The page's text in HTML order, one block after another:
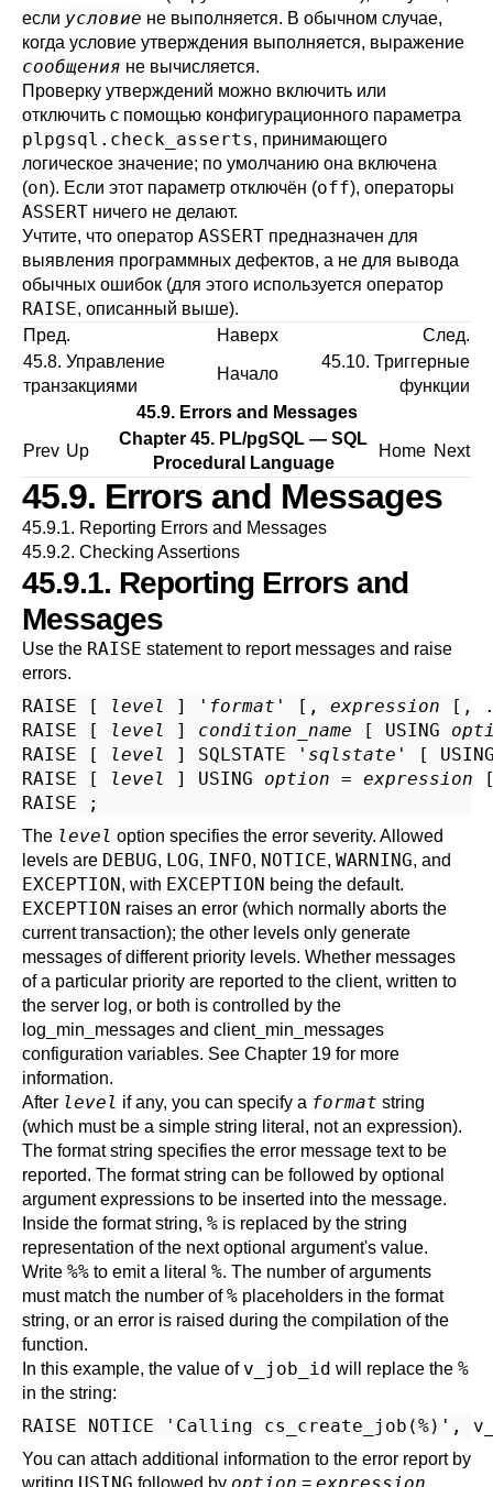
если условие не выполняется. В обычном случае,
когда условие утверждения выполняется, выражение
сообщения не вычисляется.
Проверку утверждений можно включить или
отключить с помощью конфигурационного параметра
plpgsql.check_asserts, принимающего
логическое значение; по умолчанию она включена
(on). Если этот параметр отключён (off), операторы
ASSERT ничего не делают.
Учтите, что оператор ASSERT предназначен для
выявления программных дефектов, а не для вывода
обычных ошибок (для этого используется оператор
RAISE, описанный выше).
Пред.
Наверх
След.
45.8. Управление
транзакциями
Начало
45.10. Триггерные
функции
45.9. Errors and Messages
Prev Up
Chapter 45. PL/pgSQL — SQL
Procedural Language
Home Next
45.9. Errors and Messages
45.9.1. Reporting Errors and Messages
45.9.2. Checking Assertions
45.9.1. Reporting Errors and
Messages
Use the RAISE statement to report messages and raise
errors.
RAISE [ level ] ' format ' [ , expression [ ,
RAISE [
level ] condition_name [ USING
RAISE [
level ] SQLSTATE ' sqlstate ' [
RAISE [
level ] USING option = expression
The level option specifies the error severity. Allowed
levels are DEBUG, LOG, INFO, NOTICE, WARNING, and
EXCEPTION, with EXCEPTION being the default.
EXCEPTION raises an error (which normally aborts the
current transaction); the other levels only generate
messages of different priority levels. Whether messages
of a particular priority are reported to the client, written to
the server log, or both is controlled by the
log_min_messages and client_min_messages
configuration variables. See Chapter 19 for more
information.
After level if any, you can specify a format string
(which must be a simple string literal, not an expression).
The format string specifies the error message text to be
reported. The format string can be followed by optional
argument expressions to be inserted into the message.
Inside the format string, % is replaced by the string
representation of the next optional argument's value.
Write %% to emit a literal %. The number of arguments
must match the number of% placeholders in the format
string, or an error is raised during the compilation of the
function.
In this example, the value of v_job_id will replace the %
in the string:
You can attach additional information to the error report by
writing
followed by =